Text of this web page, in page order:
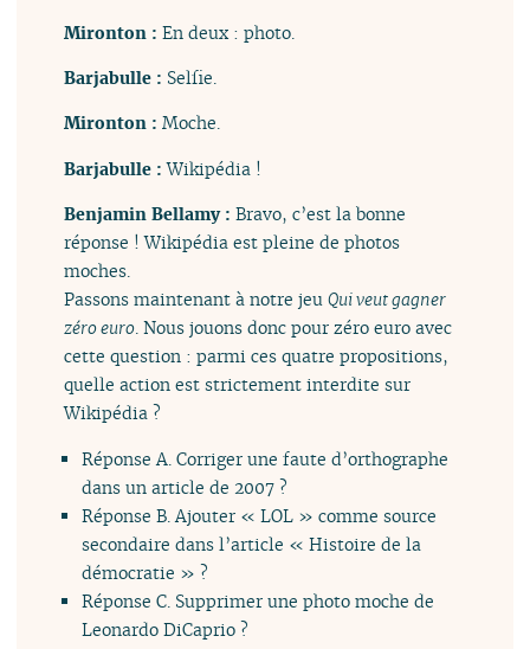
Mironton :En deux : photo.
Barjabulle : Selfie.
Mironton :Moche.
Barjabulle :Wikipédia !
Benjamin Bellamy :Bravo, c’est la bonne
réponse ! Wikipédia est pleine de photos
moches.
Passons maintenant à notre jeuQui veut gagner
zéro euro. Nous jouons donc pour zéro euro avec
cette question : parmi ces quatre propositions,
quelle action est strictement interdite sur
Wikipédia ?
Réponse A. Corriger une faute d’orthographe
dans un article de 2007 ?
Réponse B. Ajouter « LOL » comme source
secondaire dans l’article « Histoire de la
démocratie » ?
Réponse C. Supprimer une photo moche de
Leonardo DiCaprio ?